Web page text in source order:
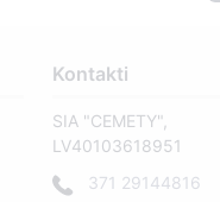
Kontakti
SIA "CEMETY",
LV40103618951
371 29144816